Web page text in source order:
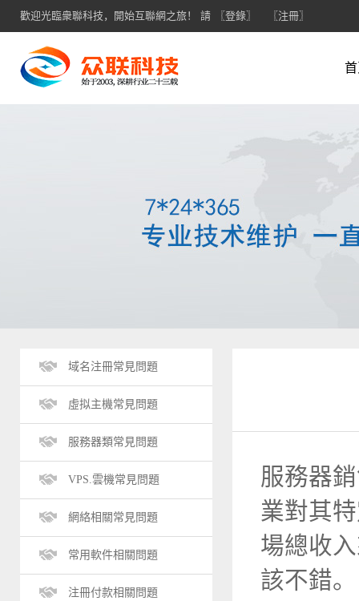
歡迎光臨衆聯科技，開始互聯網之旅！ 請 〖登錄〗 〖注冊〗
域名注冊常見問題
虛拟主機常見問題
服務器類常見問題
VPS.雲機常見問題
網絡相關常見問題
常用軟件相關問題
注冊付款相關問題
服務器
業對其
場總收
該不錯。